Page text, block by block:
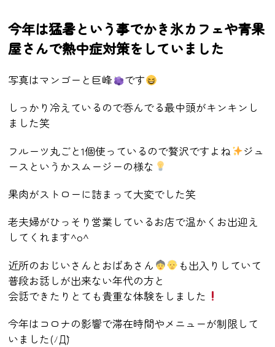
今年は猛暑という事でかき氷カフェや青果
屋さんで熱中症対策をしていました
写真はマンゴー と巨峰
です
しっかり冷えているので呑んでる最中頭がキンキンし
ました笑
フルーツ丸ごと1個使っているので贅沢ですよね
ジュ
ースというかスムージーの様な
果肉がストローに詰まって大変でした笑
老夫婦がひっそり営業しているお店で温かくお出迎え
してくれます^o^
近所のおじいさんとおばあさん
も出入りしていて
普段お話しが出来ない年代の方と
会話できたりとても貴重な体験をしました
今年はコロナの影響で滞在時間やメニューが制限して
いました(ﾉД`)